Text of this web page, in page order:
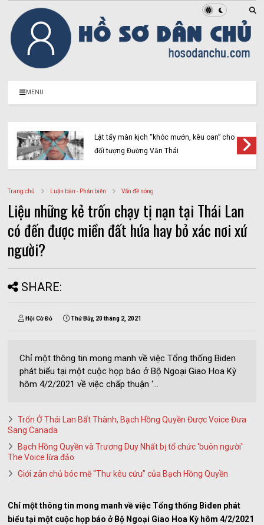
MENU
Lật tẩy màn kịch “khóc mướn, kêu oan” cho
đối tượng Đường Văn Thái
Trang chủ Luận bàn - Phản biện Vấn đề nóng
Liệu những kẻ trốn chạy tị nạn tại Thái Lan
có đến được miền đất hứa hay bỏ xác nơi xứ
người?
SHARE:
Hội Cờ Đỏ Thứ Bảy, 20 tháng 2, 2021
Chỉ một thông tin mong manh về việc Tổng thống Biden
phát biểu tại một cuộc họp báo ở Bộ Ngoại Giao Hoa Kỳ
hôm 4/2/2021 về việc chấp thuận ‘...
Trốn Ở Thái Lan Bất Thành, Bạch Hồng Quyền Được Voice Đưa
Sang Canada
Bạch Hồng Quyền và Trương Duy Nhất bị tổ chức 'buôn người'
The Voice lừa đảo
Giới zân chủ bóc mẽ “Thư kêu cứu” của Bạch Hồng Quyền
Chỉ một thông tin mong manh về việc Tổng thống Biden phát
biểu tại một cuộc họp báo ở Bộ Ngoại Giao Hoa Kỳ hôm 4/2/2021